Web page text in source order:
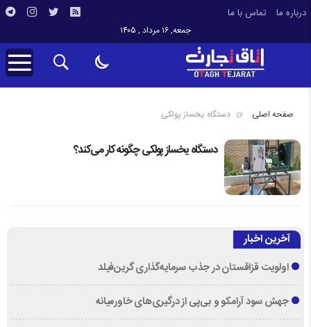
درباره ما تماس با ما
جمعه, ۱۶ مرداد , ۱۴۰۵
صفحه اصلی دستگاه یخساز پولکی
دستگاه یخساز پولکی چگونه کار می‌کند؟
آخرین اخبار
اولویت قزاقستان در جذب سرمایه‌گذاری گرین‌فیلد
جهش سود آرامکو و بی‌پی از درگیری‌های خاورمیانه